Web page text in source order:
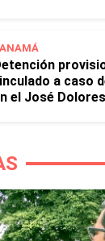
a caso
el José